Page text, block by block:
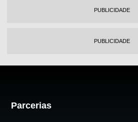
PUBLICIDADE
PUBLICIDADE
Parcerias